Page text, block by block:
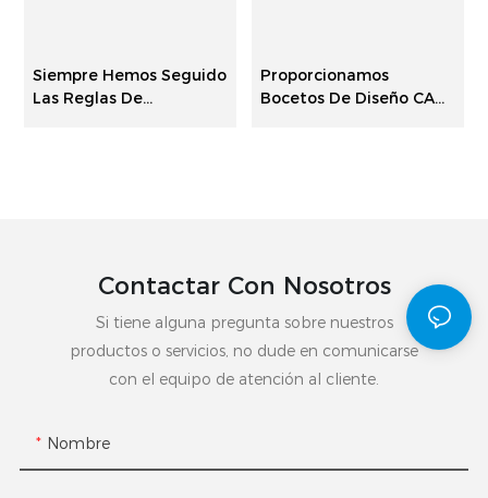
Siempre Hemos Seguido
Las Reglas De
Proporcionamos
Bocetos De Diseño CAD
Contactar Con Nosotros
Si tiene alguna pregunta sobre nuestros
productos o servicios, no dude en comunicarse
con el equipo de atención al cliente.
Nombre